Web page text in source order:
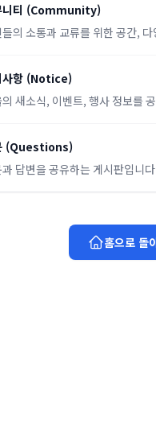
티 (Community)
의 소통과 교류를 위한 공간,
항 (Notice)
의 새소식, 이벤트, 행사 정보를
(Questions)
답변을 공유하는 게시판입니
홈으로 돌